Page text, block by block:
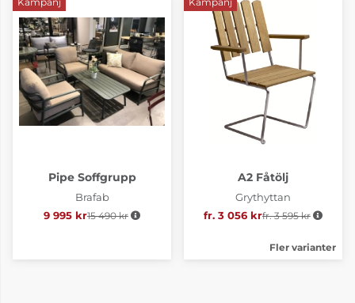
Pipe Soffgrupp
Brafab
9 995 kr Ordinarie pris:
15 490 kr
A2 Fåtölj
Grythyttan
fr. 3 056 krOrdinarie pris:
fr. 3 595 kr
Fler varianter